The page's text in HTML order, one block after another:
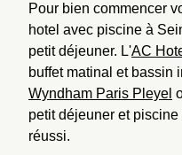
Pour bien commencer
hotel avec piscine à
petit déjeuner. L'AC
buffet matinal et bassin
Wyndham Paris Pleyel
petit déjeuner et piscine
réussi.